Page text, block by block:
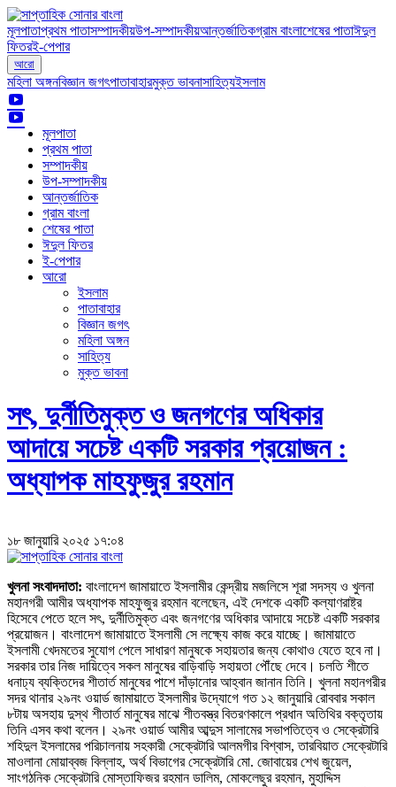
মূলপাতাপ্রথম পাতাসম্পাদকীয়উপ-সম্পাদকীয়আন্তর্জাতিকগ্রাম বাংলাশেষের পাতাঈদুল
ফিতরই-পেপার
আরো
মহিলা অঙ্গনবিজ্ঞান জগৎপাতাবাহারমুক্ত ভাবনাসাহিত্যইসলাম
মূলপাতা
প্রথম পাতা
সম্পাদকীয়
উপ-সম্পাদকীয়
আন্তর্জাতিক
গ্রাম বাংলা
শেষের পাতা
ঈদুল ফিতর
ই-পেপার
আরো
ইসলাম
পাতাবাহার
বিজ্ঞান জগৎ
মহিলা অঙ্গন
সাহিত্য
মুক্ত ভাবনা
সৎ, দুর্নীতিমুক্ত ও জনগণের অধিকার
আদায়ে সচেষ্ট একটি সরকার প্রয়োজন :
অধ্যাপক মাহফুজুর রহমান
১৮ জানুয়ারি ২০২৫ ১৭:০৪
খুলনা সংবাদদাতা: বাংলাদেশ জামায়াতে ইসলামীর কেন্দ্রীয় মজলিসে শূরা সদস্য ও খুলনা
মহানগরী আমীর অধ্যাপক মাহফুজুর রহমান বলেছেন, এই দেশকে একটি কল্যাণরাষ্ট্র
হিসেবে পেতে হলে সৎ, দুর্নীতিমুক্ত এবং জনগণের অধিকার আদায়ে সচেষ্ট একটি সরকার
প্রয়োজন। বাংলাদেশ জামায়াতে ইসলামী সে লক্ষ্যে কাজ করে যাচ্ছে। জামায়াতে
ইসলামী খেদমতের সুযোগ পেলে সাধারণ মানুষকে সহায়তার জন্য কোথাও যেতে হবে না।
সরকার তার নিজ দায়িত্বে সকল মানুষের বাড়িবাড়ি সহায়তা পৌঁছে দেবে। চলতি শীতে
ধনাঢ্য ব্যক্তিদের শীতার্ত মানুষের পাশে দাঁড়ানোর আহ্বান জানান তিনি। খুলনা মহানগরীর
সদর থানার ২৯নং ওয়ার্ড জামায়াতে ইসলামীর উদ্যোগে গত ১২ জানুয়ারি রোববার সকাল
৮টায় অসহায় দুস্থ শীতার্ত মানুষের মাঝে শীতবস্ত্র বিতরণকালে প্রধান অতিথির বক্তৃতায়
তিনি এসব কথা বলেন। ২৯নং ওয়ার্ড আমীর আব্দুস সালামের সভাপতিত্বে ও সেক্রেটারি
শহিদুল ইসলামের পরিচালনায় সহকারী সেক্রেটারি আলমগীর বিশ্বাস, তারবিয়াত সেক্রেটারি
মাওলানা মোয়াব্বজ বিল্লাহ, অর্থ বিভাগের সেক্রেটারি মো. জোবায়ের শেখ জুয়েল,
সাংগঠনিক সেক্রেটারি মোস্তাফিজর রহমান ডালিম, মোকলেছুর রহমান, মুহাদ্দিস